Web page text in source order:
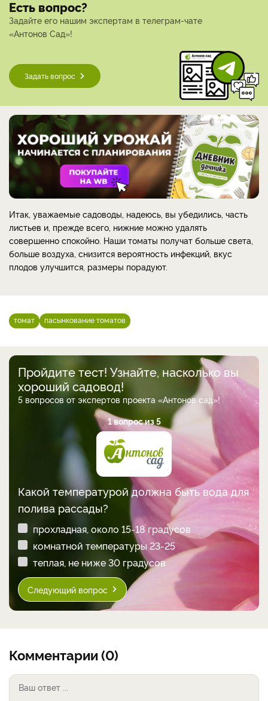
Есть вопрос?
Задайте его нашим экспертам в телеграм-чате
«Антонов Сад»!
Задать вопрос
Итак, уважаемые садоводы, надеюсь, вы убедились, часть
листьев и, прежде всего, нижние можно удалять
совершенно спокойно. Наши томаты получат больше света,
больше воздуха, снизится вероятность инфекций, вкус
плодов улучшится, размеры порадуют.
томат пасынкование томатов
Пройдите тест! Узнайте, насколько вы
хороший садовод!
5 вопросов от экспертов проекта «Антонов сад»!
1 вопрос из 5
Какой температурой должна быть вода для
полива рассады?
прохладная, около 15-18 градусов
комнатной температуры 23-25
теплая, не ниже 30 градусов
Следующий вопрос
Комментарии (0)